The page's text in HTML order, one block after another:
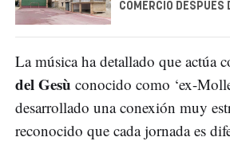
COMERCIO DESPUÉS
La música ha detallado que actúa
del Gesù conocido como ‘ex-
desarrollado una conexión muy
reconocido que cada jornada es